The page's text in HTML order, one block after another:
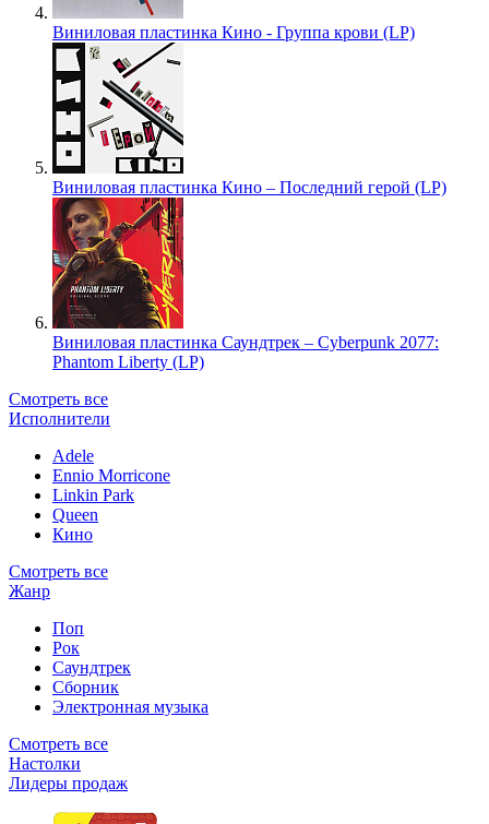
Виниловая пластинка Кино - Группа крови (LP)
Виниловая пластинка Кино – Последний герой (LP)
Виниловая пластинка Саундтрек – Cyberpunk 2077:
Phantom Liberty (LP)
Смотреть все
Исполнители
Adele
Ennio Morricone
Linkin Park
Queen
Кино
Смотреть все
Жанр
Поп
Рок
Саундтрек
Сборник
Электронная музыка
Смотреть все
Настолки
Лидеры продаж